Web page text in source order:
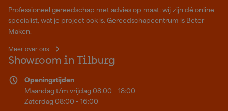
Professioneel gereedschap met advies op maat: wij zijn dé online
specialist, wat je project ook is. Gereedschapcentrum is Beter
Maken.
Meer over ons
Showroom in Tilburg
Openingstijden
Maandag t/m vrijdag 08:00 - 18:00
Zaterdag 08:00 - 16:00